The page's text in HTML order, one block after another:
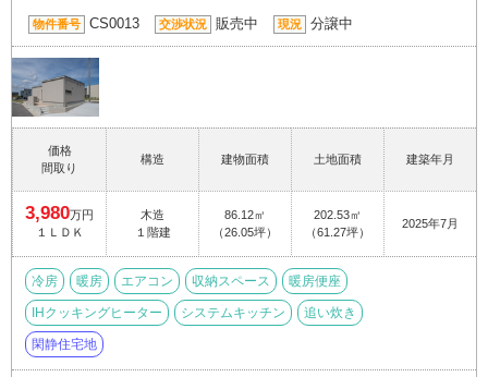
物件番号 CS0013 交渉状況 販売中 現況 分譲中
価格
間取り
構造 建物面積 土地面積 建築年月
3,980万円
１ＬＤＫ
木造
１階建
86.12㎡
（26.05坪）
202.53㎡
（61.27坪）
2025年7月
冷房 暖房 エアコン 収納スペース 暖房便座
IHクッキングヒーター システムキッチン 追い炊き
閑静住宅地